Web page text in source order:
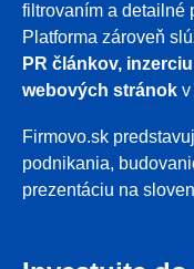
filtrovaním a detailné
Platforma zároveň
PR článkov,
webových stránok v
Firmovo.sk
podnikania,
prezentáciu na